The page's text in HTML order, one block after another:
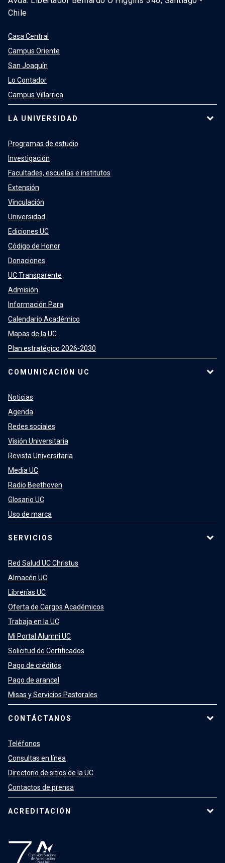
Chile
Casa Central
Campus Oriente
San Joaquín
Lo Contador
Campus Villarrica
LA UNIVERSIDAD
Programas de estudio
Investigación
Facultades, escuelas e institutos
Extensión
Vinculación
Universidad
Ediciones UC
Código de Honor
Donaciones
UC Transparente
Admisión
Información Para
Calendario Académico
Mapas de la UC
Plan estratégico 2026-2030
COMUNICACIÓN UC
Noticias
Agenda
Redes sociales
Visión Universitaria
Revista Universitaria
Media UC
Radio Beethoven
Glosario UC
Uso de marca
SERVICIOS
Red Salud UC Christus
Almacén UC
Librerías UC
Oferta de Cargos Académicos
Trabaja en la UC
Mi Portal Alumni UC
Solicitud de Certificados
Pago de créditos
Pago de arancel
Misas y Servicios Pastorales
CONTÁCTANOS
Teléfonos
Consultas en línea
Directorio de sitios de la UC
Contactos de prensa
ACREDITACIÓN